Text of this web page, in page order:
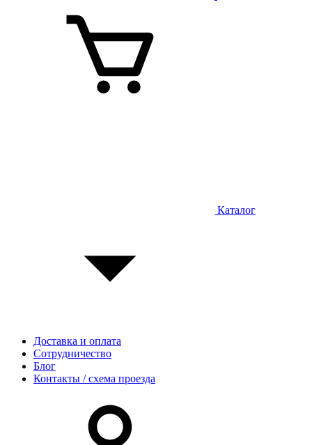
Каталог
Доставка и оплата
Сотрудничество
Блог
Контакты / схема проезда